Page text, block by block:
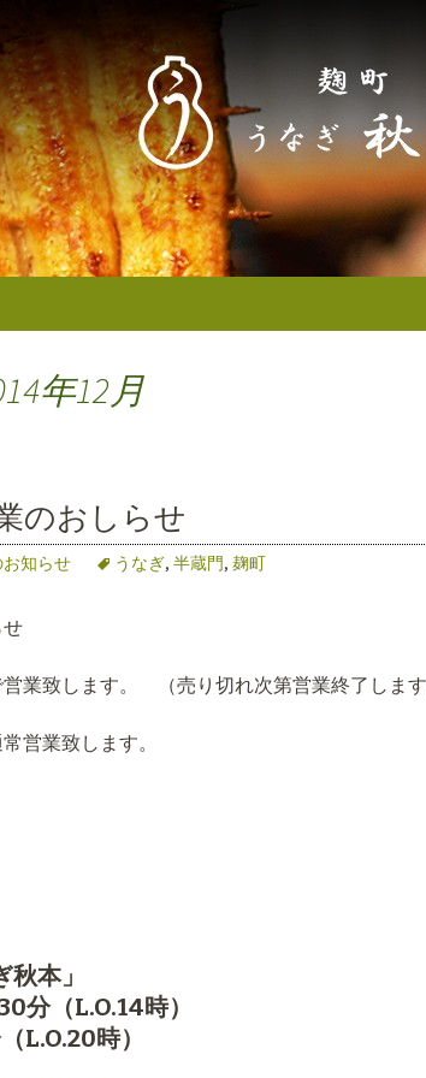
／半蔵門
なぎ秋本からのお知らせ
年12月
のおしらせ
知らせ うなぎ, 半蔵門, 麹町
業致します。 （売り切れ次第営業終了します
営業致します。
本」
分（L.O.14時）
L.O.20時）